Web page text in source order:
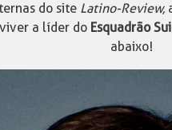
do site Latino-Review,
a líder do Esquadrão
abaixo!